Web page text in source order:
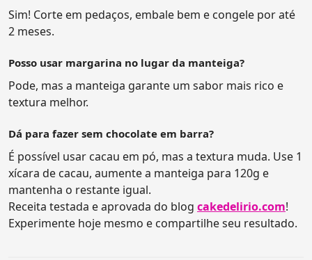
Sim! Corte em pedaços, embale bem e congele por até
2 meses.
Posso usar margarina no lugar da manteiga?
Pode, mas a manteiga garante um sabor mais rico e
textura melhor.
Dá para fazer sem chocolate em barra?
É possível usar cacau em pó, mas a textura muda. Use 1
xícara de cacau, aumente a manteiga para 120g e
mantenha o restante igual.
Receita testada e aprovada do blog cakedelirio.com!
Experimente hoje mesmo e compartilhe seu resultado.